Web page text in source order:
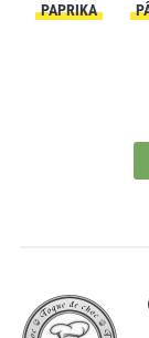
PAPRIKA